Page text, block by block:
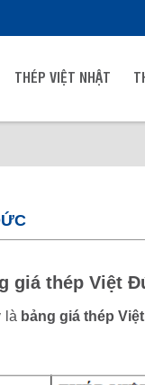
THÉP VIỆT NHẬT
giá thép Việt
là bảng giá thép